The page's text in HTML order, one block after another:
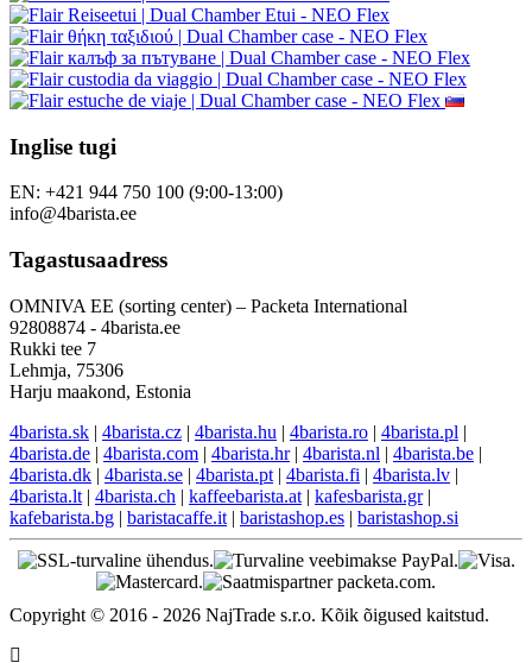
Inglise tugi
EN: +421 944 750 100 (9:00-13:00)
info@4barista.ee
Tagastusaadress
OMNIVA EE (sorting center) – Packeta International
92808874 - 4barista.ee
Rukki tee 7
Lehmja, 75306
Harju maakond, Estonia
4barista.sk | 4barista.cz | 4barista.hu | 4barista.ro | 4barista.pl |
4barista.de | 4barista.com | 4barista.hr| 4barista.nl | 4barista.be |
4barista.dk | 4barista.se | 4barista.pt | 4barista.fi | 4barista.lv |
4barista.lt | 4barista.ch | kaffeebarista.at | kafesbarista.gr|
kafebarista.bg | baristacaffe.it | baristashop.es | baristashop.si
Copyright © 2016 - 2026 NajTrade s.r.o. Kõik õigused kaitstud.